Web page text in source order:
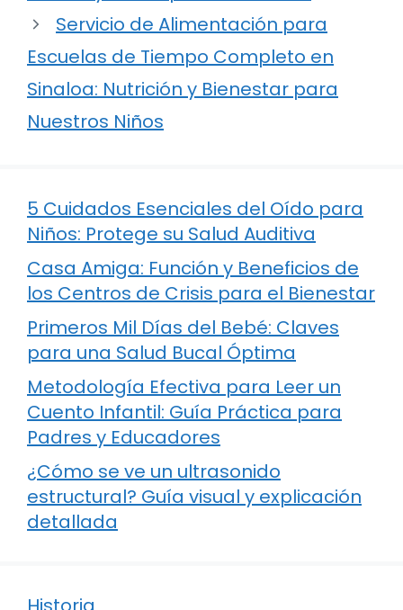
Servicio de Alimentación para
Escuelas de Tiempo Completo en
Sinaloa: Nutrición y Bienestar para
Nuestros Niños
5 Cuidados Esenciales del Oído para
Niños: Protege su Salud Auditiva
Casa Amiga: Función y Beneficios de
los Centros de Crisis para el Bienestar
Primeros Mil Días del Bebé: Claves
para una Salud Bucal Óptima
Metodología Efectiva para Leer un
Cuento Infantil: Guía Práctica para
Padres y Educadores
¿Cómo se ve un ultrasonido
estructural? Guía visual y explicación
detallada